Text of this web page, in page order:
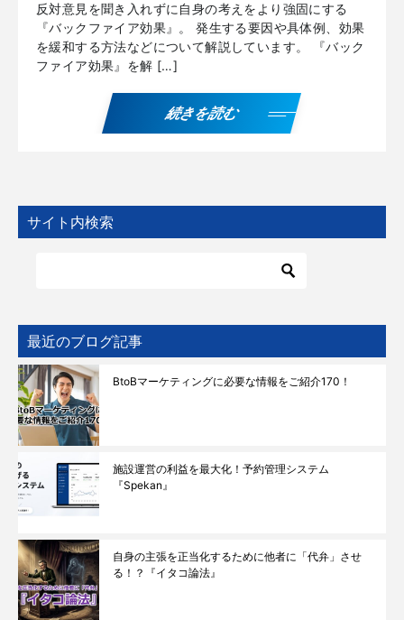
反対意見を聞き入れずに自身の考えをより強固にする
『バックファイア効果』。 発生する要因や具体例、効果
を緩和する方法などについて解説しています。 『バック
ファイア効果』を解 […]
続きを読む
サイト内検索
最近のブログ記事
BtoBマーケティングに必要な情報をご紹介170！
施設運営の利益を最大化！予約管理システム
『Spekan』
自身の主張を正当化するために他者に「代弁」させ
る！？『イタコ論法』